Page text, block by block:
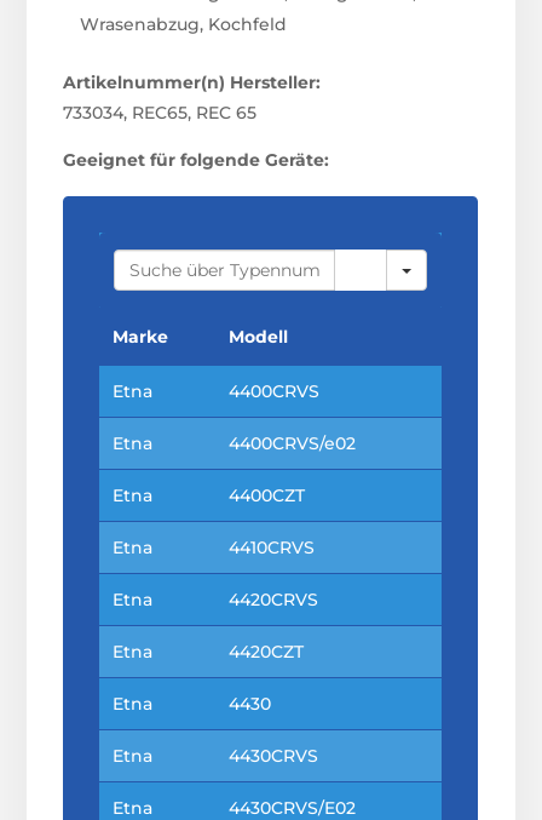
Wrasenabzug, Kochfeld
Artikelnummer(n) Hersteller:
733034, REC65, REC 65
Geeignet für folgende Geräte:
S
A
C
H
Marke Modell
Etna 4400CRVS
Etna 4400CRVS/e02
Etna 4400CZT
Etna 4410CRVS
Etna 4420CRVS
Etna 4420CZT
Etna 4430
Etna 4430CRVS
Etna 4430CRVS/E02